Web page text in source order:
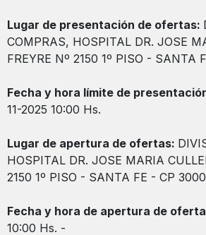
Lugar de presentación de ofertas:
COMPRAS, HOSPITAL DR. JOSE
FREYRE Nº 2150 1º PISO - SANTA
Fecha y hora límite de
11-2025 10:00 Hs.
Lugar de apertura de ofertas:
HOSPITAL DR. JOSE MARIA
2150 1º PISO - SANTA FE - CP 3000
Fecha y hora de apertura de
10:00 Hs. -